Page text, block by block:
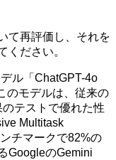
て再評価し、それを
ください。
ル「ChatGPT-4o
のモデルは、従来の
テストで優れた性
Multitask
チマークで82%の
GoogleのGemini